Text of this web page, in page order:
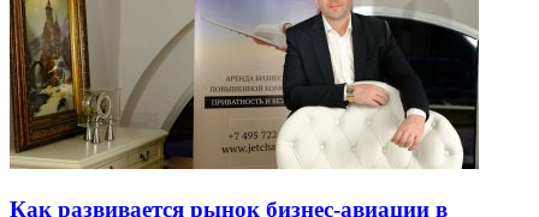
Как развивается рынок бизнес-авиации в